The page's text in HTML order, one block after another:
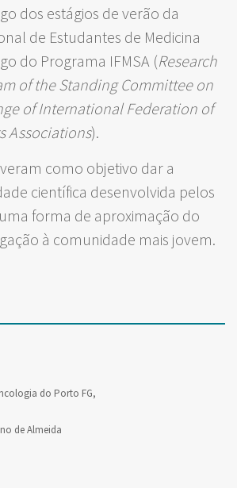
dos estágios de verão da
de Estudantes de Medicina
do Programa IFMSA (Research
of the Standing Committee on
of International Federation of
Associations).
como objetivo dar a
científica desenvolvida pelos
forma de aproximação do
à comunidade mais jovem.
do Porto FG,
de Almeida